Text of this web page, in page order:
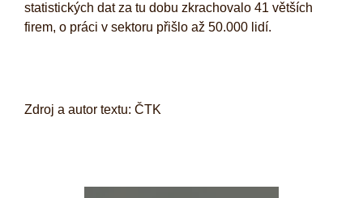
statistických dat za tu dobu zkrachovalo 41 větších
firem, o práci v sektoru přišlo až 50.000 lidí.
Zdroj a autor textu: ČTK